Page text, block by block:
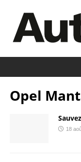
Opel
18